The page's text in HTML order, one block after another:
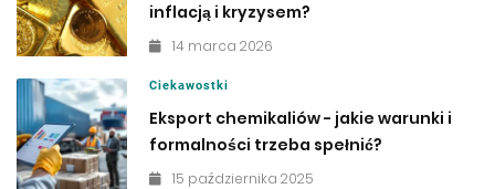
inflacją i kryzysem?
14 marca 2026
Ciekawostki
Eksport chemikaliów - jakie warunki i
formalności trzeba spełnić?
15 października 2025